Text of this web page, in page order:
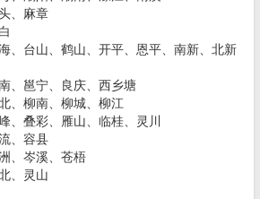
、麻章
、台山、鹤山、开平、恩平、南新、北新
、邕宁、良庆、西乡塘
、柳南、柳城、柳江
、叠彩、雁山、临桂、灵川
、容县
、岑溪、苍梧
、灵山